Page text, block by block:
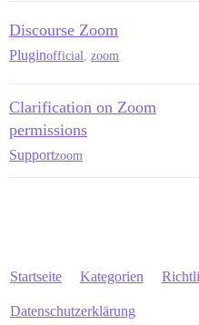
Discourse Zoom
Pluginofficial zoom
Clarification on Zoom
permissions
Supportzoom
Startseite Kategorien
Datenschutzerklärung